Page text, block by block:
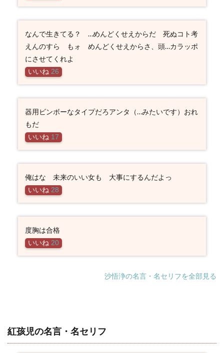
なんで生きてる？ …めんどくせえからだ 死ぬコト考
えんのすら もォ めんどくせえからさ、頭…カラッポ
にさせてくれよ
いいね 26
器用ビンボーなタイプだろアンタ（…みたいです）おれ
もだ
いいね 17
俺はな 未来のいい女も 大事にするんだよっ
いいね 28
度胸は合格
いいね 20
沙悟浄の名言・名セリフを全部見る
紅孩児の名言・名セリフ